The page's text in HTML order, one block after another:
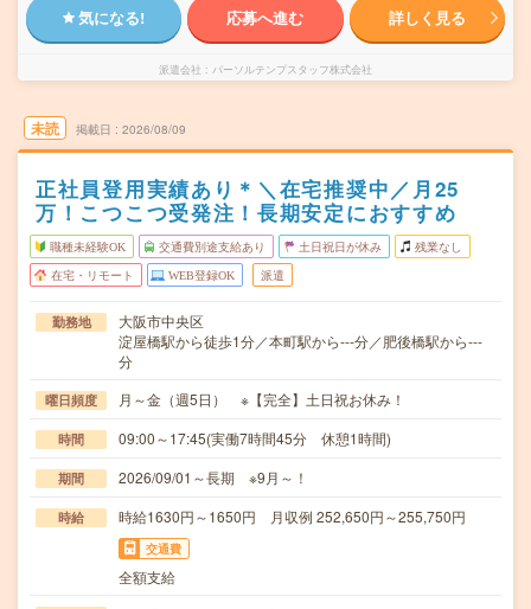
気になる! 応募へ進む 詳しく見る
派遣会社 パーソルテンプスタッフ株式会社
未読 掲載日 2026/08/09
正社員登用実績あり＊＼在宅推奨中／月25
万！こつこつ受発注！長期安定におすすめ
職種未経験OK 交通費別途支給あり 土日祝日が休み 残業なし
在宅・リモート WEB登録OK 派遣
勤務地
大阪市中央区
淀屋橋駅から徒歩1分／本町駅から---分／肥後橋駅から---
分
曜日頻度 月～金（週5日） ※【完全】土日祝お休み！
時間 09:00～17:45(実働7時間45分 休憩1時間)
期間 2026/09/01～長期 ※9月～！
時給 時給1630円～1650円 月収例 252,650円～255,750円
交通費
全額支給